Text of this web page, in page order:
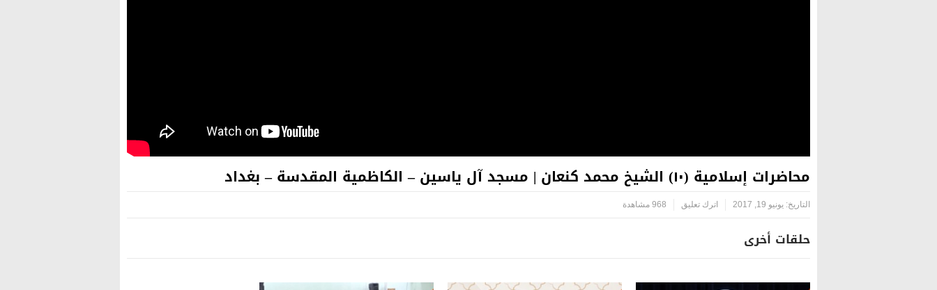
محاضرات إسلامية (١٠) الشيخ محمد كنعان | مسجد آل ياسين – الكاظمية المقدسة – بغداد
التاريخ: يونيو 19, 2017 اترك تعليق 968 مشاهدة
حلقات أخرى